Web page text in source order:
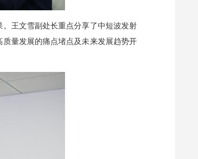
王文雪副处长重点分享了中短波发射
量发展的痛点堵点及未来发展趋势开